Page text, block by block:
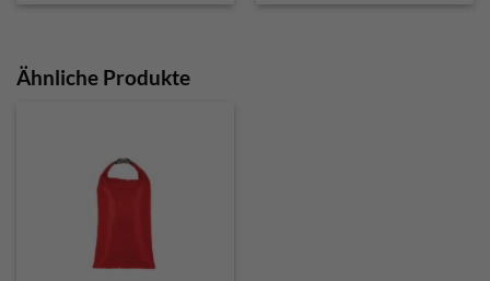
Ähnliche Produkte